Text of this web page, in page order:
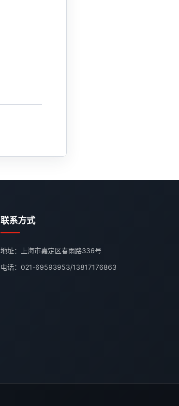
联系方式
地址：上海市嘉定区春雨路336号
电话： 021-69593953/13817176863